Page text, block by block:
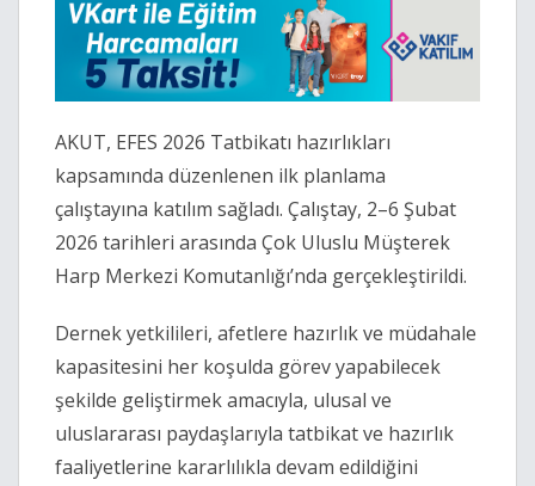
AKUT, EFES 2026 Tatbikatı hazırlıkları
kapsamında düzenlenen ilk planlama
çalıştayına katılım sağladı. Çalıştay, 2–6 Şubat
2026 tarihleri arasında Çok Uluslu Müşterek
Harp Merkezi Komutanlığı’nda gerçekleştirildi.
Dernek yetkilileri, afetlere hazırlık ve müdahale
kapasitesini her koşulda görev yapabilecek
şekilde geliştirmek amacıyla, ulusal ve
uluslararası paydaşlarıyla tatbikat ve hazırlık
faaliyetlerine kararlılıkla devam edildiğini